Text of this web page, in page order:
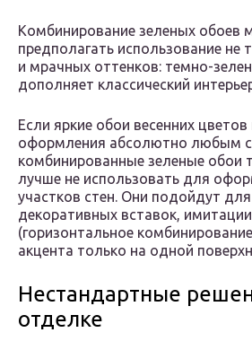
Комбинирование зеленых обоев
предполагать использование не
и мрачных оттенков: темно-
дополняет классический
Если яркие обои весенних
оформления абсолютно любым
комбинированные зеленые обои
лучше не использовать для
участков стен. Они подойдут
декоративных вставок,
(горизонтальное
акцента только на одной
Нестандартные
отделке